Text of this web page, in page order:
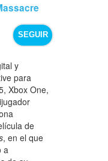
SEGUIR
y
para
Xbox One,
de
, en el que
a